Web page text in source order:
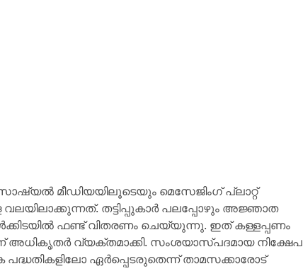
മീഡിയയിലൂടെയും മെസേജിംഗ് പ്ലാറ്റ്
തട്ടിപ്പുകാർ പലപ്പോഴും അജ്ഞാത
ഫണ്ട് വിതരണം ചെയ്യുന്നു. ഇത് കള്ളപ്പണം
അധികൃതർ വ്യക്തമാക്കി. സംശയാസ്പദമായ നിക്ഷേപ
ഏർപ്പെടരുതെന്ന് താമസക്കാരോട്